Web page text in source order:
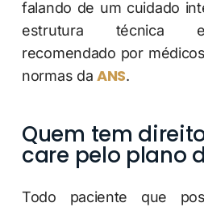
falando de um cuidado
estrutura técnica e
recomendado por
normas da ANS.
Quem tem
care pelo plano
Todo paciente que